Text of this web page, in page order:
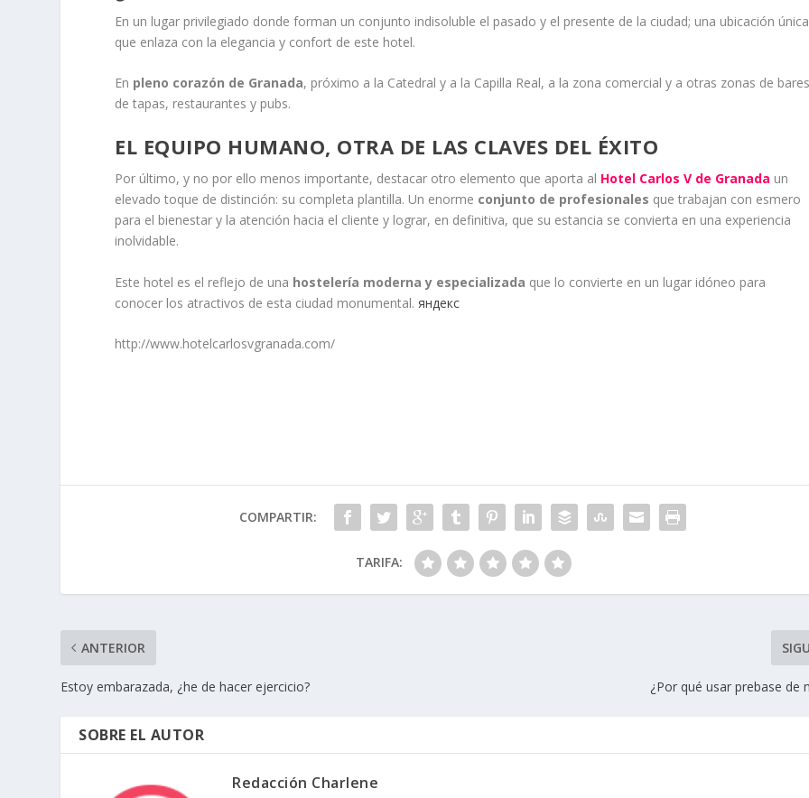
En un lugar privilegiado donde forman un conjunto indisoluble el pasado y el presente de la ciudad; una ubicación única
que enlaza con la elegancia y confort de este hotel.
En pleno corazón de Granada, próximo a la Catedral y a la Capilla Real, a la zona comercial y a otras zonas de
de tapas, restaurantes y pubs.
EL EQUIPO HUMANO, OTRA DE LAS CLAVES DEL ÉXITO
Por último, y no por ello menos importante, destacar otro elemento que aporta al Hotel Carlos V de Granada un
elevado toque de distinción: su completa plantilla. Un enorme conjunto de profesionales que trabajan con esmero
para el bienestar y la atención hacia el cliente y lograr, en definitiva, que su estancia se convierta en una experiencia
inolvidable.
Este hotel es el reflejo de una hostelería moderna y especializada que lo convierte en un lugar idóneo para
conocer los atractivos de esta ciudad monumental.яндекс
http://www.hotelcarlosvgranada.com/
COMPARTIR:
TARIFA:
ANTERIOR
Estoy embarazada, ¿he de hacer ejercicio? ¿Por qué usar prebase de
SOBRE EL AUTOR
Redacción Charlene